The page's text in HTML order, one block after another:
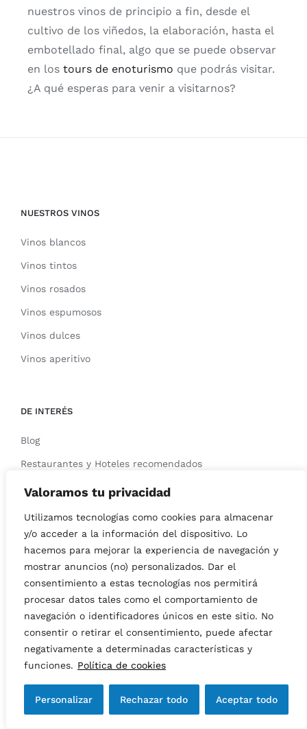
Valoramos tu privacidad
Utilizamos tecnologías como cookies para almacenar
y/o acceder a la información del dispositivo. Lo
hacemos para mejorar la experiencia de navegación y
mostrar anuncios (no) personalizados. Dar el
consentimiento a estas tecnologías nos permitirá
procesar datos tales como el comportamiento de
navegación o identificadores únicos en este sitio. No
consentir o retirar el consentimiento, puede afectar
negativamente a determinadas características y
funciones. Política de cookies
Personalizar Rechazar todo Aceptar todo
nuestros vinos de principio a fin, desde el
cultivo de los viñedos, la elaboración, hasta el
embotellado final, algo que se puede observar
en los tours de enoturismo que podrás visitar.
¿A qué esperas para venir a visitarnos?
NUESTROS VINOS
Vinos blancos
Vinos tintos
Vinos rosados
Vinos espumosos
Vinos dulces
Vinos aperitivo
DE INTERÉS
Blog
Restaurantes y Hoteles recomendados
Política de privacidad
Política de devoluciones
Política de cancelaciones
Términos y condiciones
Política de Sostenibilidad
Preguntas frecuentes Lotes
Preguntas frecuentes Enoturismo